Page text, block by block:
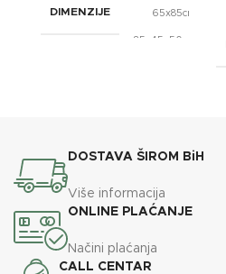
DIMENZIJE
65x85cm
85x45x50cm
DOSTAVA ŠIROM BiH
Više informacija
ONLINE PLAĆANJE
Načini plaćanja
CALL CENTAR